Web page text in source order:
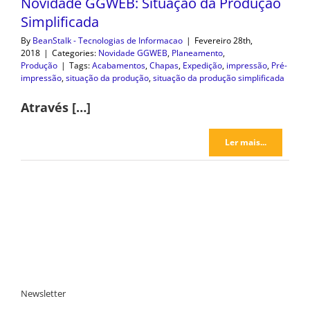
Simplificada
By BeanStalk - Tecnologias de Informacao | Fevereiro 28th,
2018 | Categories: Novidade GGWEB, Planeamento,
Produção | Tags:Acabamentos,Chapas, Expedição, impressão, Pré-
impressão,situação da produção,situação da produção simplificada
Através […]
Ler mais...
Newsletter